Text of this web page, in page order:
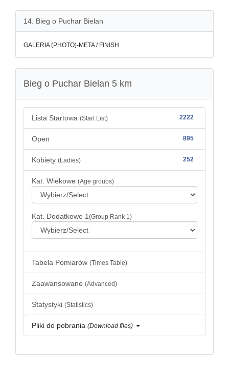
14. Bieg o Puchar Bielan
GALERIA (PHOTO)-META / FINISH
Bieg o Puchar Bielan 5 km
Lista Startowa (Start List) 2222
Open 895
Kobiety (Ladies) 252
Kat. Wiekowe (Age groups)
Kat. Dodatkowe 1 (Group Rank 1)
Tabela Pomiarów (Times Table)
Zaawansowane (Advanced)
Statystyki (Statistics)
Pliki do pobrania (Download files)